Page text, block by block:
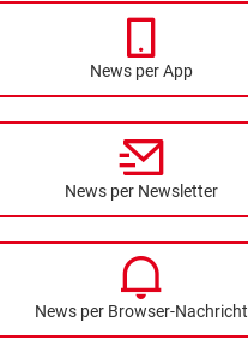
News per App
News per Newsletter
News per Browser-Nachricht